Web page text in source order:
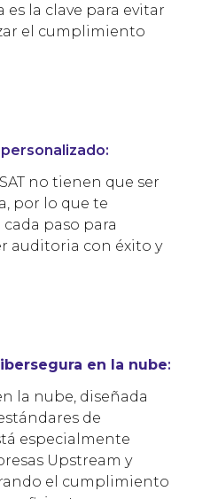
la clave para evitar
el cumplimiento
no tienen que ser
por lo que te
paso para
auditoria con éxito y
en la nube:
la nube, diseñada
de
especialmente
Upstream y
el cumplimiento